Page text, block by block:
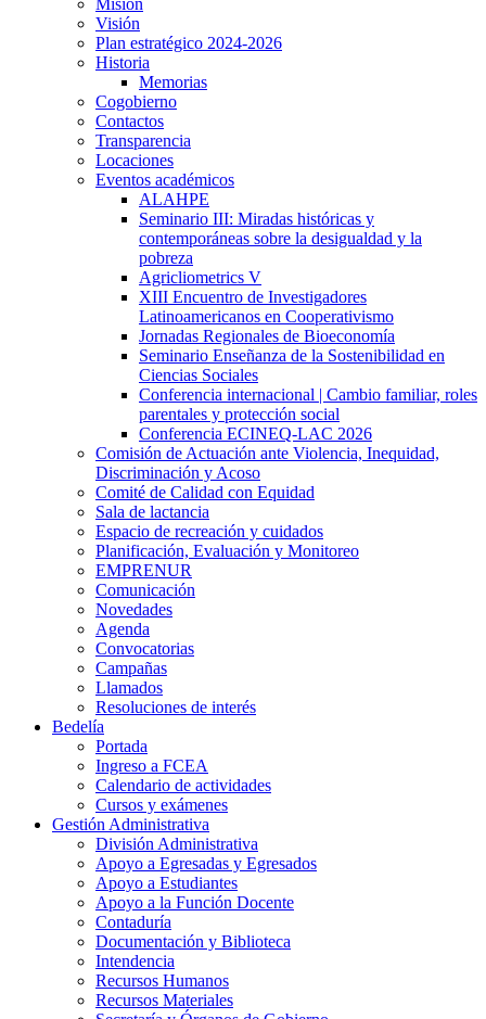
Visión
Plan estratégico 2024-2026
Historia
Memorias
Cogobierno
Contactos
Transparencia
Locaciones
Eventos académicos
ALAHPE
Seminario III: Miradas históricas y
contemporáneas sobre la desigualdad y la
pobreza
Agricliometrics V
XIII Encuentro de Investigadores
Latinoamericanos en Cooperativismo
Jornadas Regionales de Bioeconomía
Seminario Enseñanza de la Sostenibilidad en
Ciencias Sociales
Conferencia internacional | Cambio familiar, roles
parentales y protección social
Conferencia ECINEQ-LAC 2026
Comisión de Actuación ante Violencia, Inequidad,
Discriminación y Acoso
Comité de Calidad con Equidad
Sala de lactancia
Espacio de recreación y cuidados
Planificación, Evaluación y Monitoreo
EMPRENUR
Comunicación
Novedades
Agenda
Convocatorias
Campañas
Llamados
Resoluciones de interés
Bedelía
Portada
Ingreso a FCEA
Calendario de actividades
Cursos y exámenes
Gestión Administrativa
División Administrativa
Apoyo a Egresadas y Egresados
Apoyo a Estudiantes
Apoyo a la Función Docente
Contaduría
Documentación y Biblioteca
Intendencia
Recursos Humanos
Recursos Materiales